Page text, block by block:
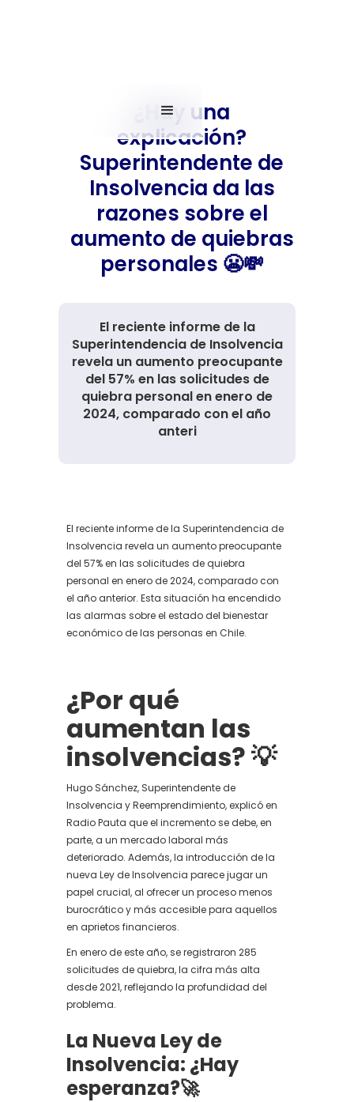
¿Hay una
explicación?
Superintendente de
Insolvencia da las
razones sobre el
aumento de quiebras
personales 😬💸
El reciente informe de la
Superintendencia de Insolvencia
revela un aumento preocupante
del 57% en las solicitudes de
quiebra personal en enero de
2024, comparado con el año
anteri
El reciente informe de la Superintendencia de
Insolvencia revela un aumento preocupante
del 57% en las solicitudes de quiebra
personal en enero de 2024, comparado con
el año anterior. Esta situación ha encendido
las alarmas sobre el estado del bienestar
económico de las personas en Chile.
¿Por qué
aumentan las
insolvencias?💡
Hugo Sánchez, Superintendente de
Insolvencia y Reemprendimiento, explicó en
Radio Pauta que el incremento se debe, en
parte, a un mercado laboral más
deteriorado. Además, la introducción de la
nueva Ley de Insolvencia parece jugar un
papel crucial, al ofrecer un proceso menos
burocrático y más accesible para aquellos
en aprietos financieros.
En enero de este año, se registraron 285
solicitudes de quiebra, la cifra más alta
desde 2021, reflejando la profundidad del
problema.
La Nueva Ley de
Insolvencia: ¿Hay
esperanza?🚀